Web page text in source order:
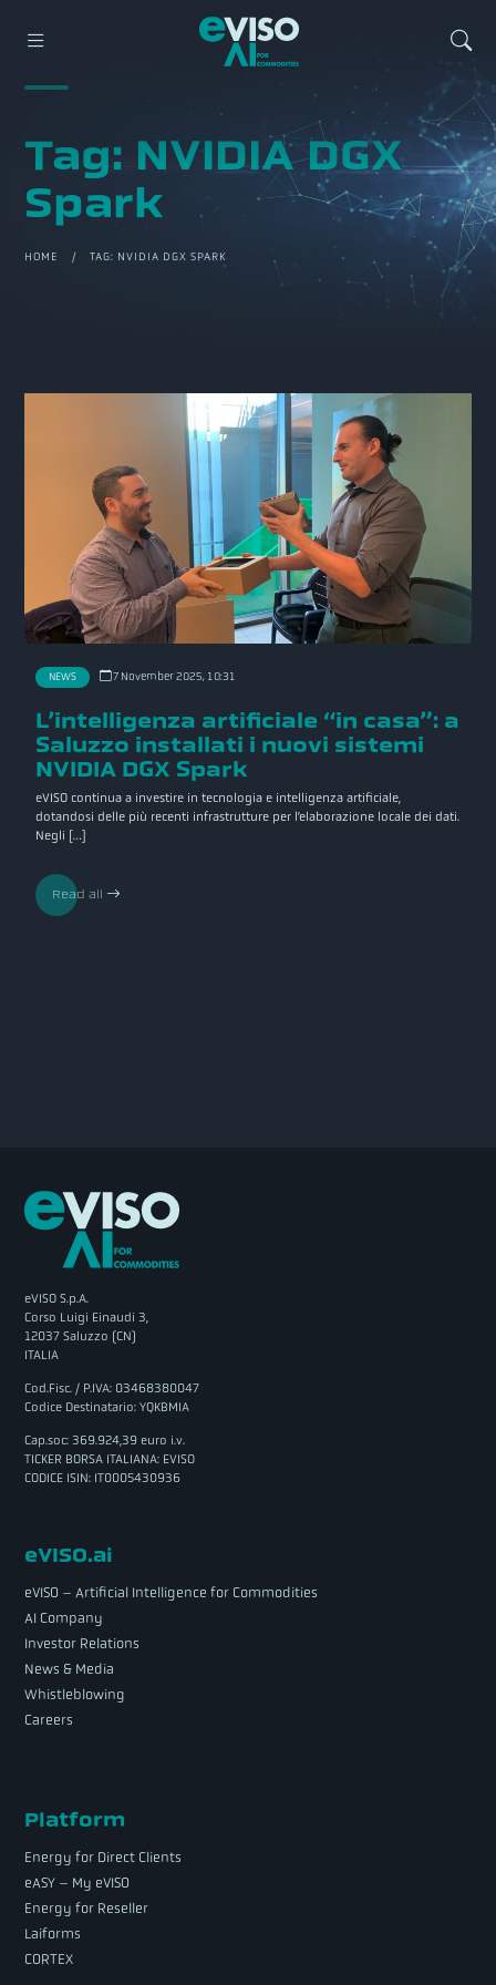
Tag: NVIDIA DGX
Spark
HOME / TAG: NVIDIA DGX SPARK
NEWS 7 November 2025, 10:31
L’intelligenza artificiale “in casa”: a
Saluzzo installati i nuovi sistemi
NVIDIA DGX Spark
eVISO continua a investire in tecnologia e intelligenza artificiale,
dotandosi delle più recenti infrastrutture per l’elaborazione locale dei dati.
Negli […]
Read all
eVISO S.p.A.
Corso Luigi Einaudi 3,
12037 Saluzzo (CN)
ITALIA
Cod.Fisc. / P.IVA: 03468380047
Codice Destinatario: YQKBMIA
Cap.soc: 369.924,39 euro i.v.
TICKER BORSA ITALIANA: EVISO
CODICE ISIN: IT0005430936
eVISO.ai
eVISO – Artificial Intelligence for Commodities
AI Company
Investor Relations
News & Media
Whistleblowing
Careers
Platform
Energy for Direct Clients
eASY – My eVISO
Energy for Reseller
Laiforms
CORTEX